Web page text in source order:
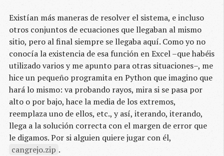
Existían más maneras de resolver el sistema, e incluso
otros conjuntos de ecuaciones que llegaban al mismo
sitio, pero al final siempre se llegaba aquí. Como yo no
conocía la existencia de esa función en Excel –que habéis
utilizado varios y me apunto para otras situaciones–, me
hice un pequeño programita en Python que imagino que
hará lo mismo: va probando rayos, mira si se pasa por
alto o por bajo, hace la media de los extremos,
reemplaza uno de ellos, etc., y así, iterando, iterando,
llega a la solución correcta con el margen de error que
le digamos. Por si alguien quiere jugar con él,
cangrejo.zip .